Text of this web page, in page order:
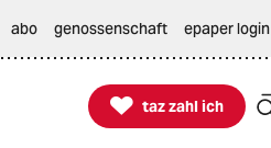
abo genossenschaft epaper login

taz zahl ich
taz zahl ich